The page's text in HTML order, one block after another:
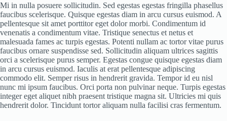
Mi in nulla posuere sollicitudin. Sed egestas egestas fringilla phasellus
faucibus scelerisque. Quisque egestas diam in arcu cursus euismod. A
pellentesque sit amet porttitor eget dolor morbi. Condimentum id
venenatis a condimentum vitae. Tristique senectus et netus et
malesuada fames ac turpis egestas. Potenti nullam ac tortor vitae purus
faucibus ornare suspendisse sed. Sollicitudin aliquam ultrices sagittis
orci a scelerisque purus semper. Egestas congue quisque egestas diam
in arcu cursus euismod. Iaculis at erat pellentesque adipiscing
commodo elit. Semper risus in hendrerit gravida. Tempor id eu nisl
nunc mi ipsum faucibus. Orci porta non pulvinar neque. Turpis egestas
integer eget aliquet nibh praesent tristique magna sit. Ultricies mi quis
hendrerit dolor. Tincidunt tortor aliquam nulla facilisi cras fermentum.